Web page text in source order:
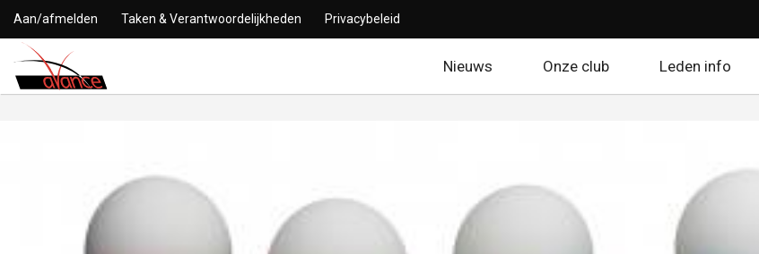
Aan/afmelden Taken & Verantwoordelijkheden Privacybeleid
Nieuws Onze club Leden info